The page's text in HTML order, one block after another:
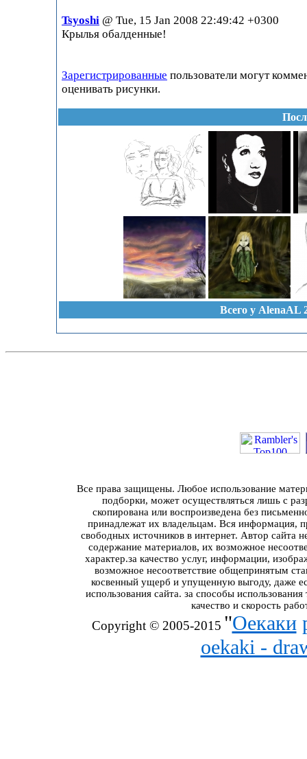
Tsyoshi @ Tue, 15 Jan 2008 22:49:42 +0300
Крылья обалденные!
Зарегистрированные пользователи могут
оценивать рисунки.
Всего у AlenaAL
Все права защищены. Любое использование
подборки, может осуществляться лишь с
скопирована или воспроизведена без
принадлежат их владельцам. Вся информация,
свободных источников в интернет. Автор сайта
содержание материалов, их возможное
характер.за качество услуг, информации,
возможное несоответствие общепринятым
косвенный ущерб и упущенную выгоду, даже
использования сайта. за способы
качество и скорость
Copyright © 2005-2015 "Оекаки
oekaki -